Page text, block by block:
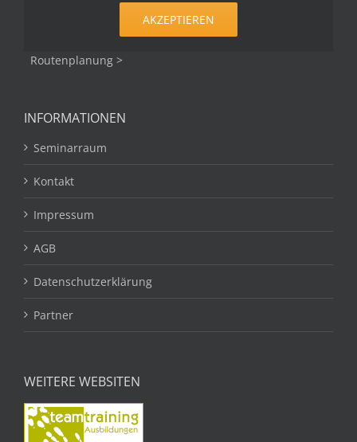
AKZEPTIEREN
Routenplanung >
INFORMATIONEN
Seminarraum
Kontakt
Impressum
AGB
Datenschutzerklärung
Partner
WEITERE WEBSITEN